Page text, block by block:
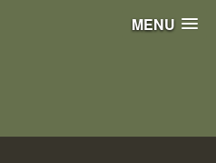
MENU